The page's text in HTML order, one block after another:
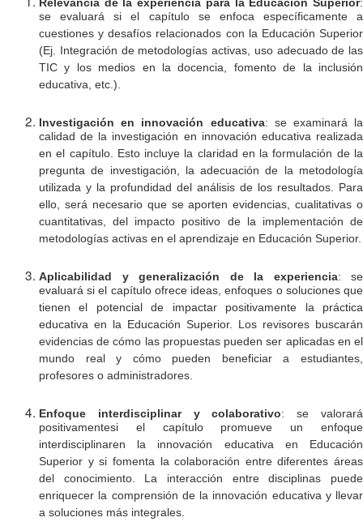
Relevancia de la experiencia para la Educación Superior:
se evaluará si el capítulo se enfoca específicamente a
cuestiones y desafíos relacionados con la Educación Superior
(Ej. Integración de metodologías activas, uso adecuado de las
TIC y los medios en la docencia, fomento de la inclusión
educativa, etc.).
Investigación en innovación educativa: se examinará la
calidad de la investigación en innovación educativa realizada
en el capítulo. Esto incluye la claridad en la formulación de la
pregunta de investigación, la adecuación de la metodología
utilizada y la profundidad del análisis de los resultados. Para
ello, será necesario que se aporten evidencias, cualitativas o
cuantitativas, del impacto positivo de la implementación de
metodologías activas en el aprendizaje en Educación Superior.
Aplicabilidad y generalización de la experiencia: se
evaluará si el capítulo ofrece ideas, enfoques o soluciones que
tienen el potencial de impactar positivamente la práctica
educativa en la Educación Superior. Los revisores buscarán
evidencias de cómo las propuestas pueden ser aplicadas en el
mundo real y cómo pueden beneficiar a estudiantes,
profesores o administradores.
Enfoque interdisciplinar y colaborativo: se valorará
positivamentesi el capítulo promueve un enfoque
interdisciplinaren la innovación educativa en Educación
Superior y si fomenta la colaboración entre diferentes áreas
del conocimiento. La interacción entre disciplinas puede
enriquecer la comprensión de la innovación educativa y llevar
a soluciones más integrales.